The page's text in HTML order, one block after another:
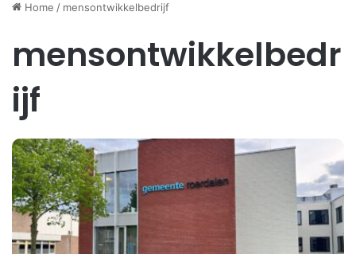
Home / mensontwikkelbedrijf
mensontwikkelbedr
ijf